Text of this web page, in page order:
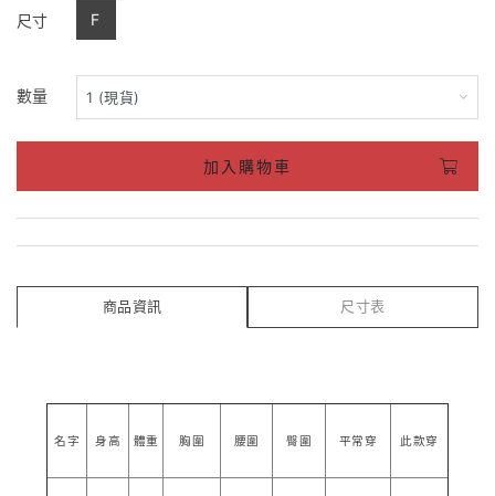
尺寸 F
數量
加入購物車
商品資訊 尺寸表
名字 身高 體重 胸圍 腰圍 臀圍 平常穿 此款穿